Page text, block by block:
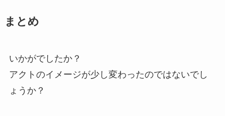
まとめ
いかがでしたか？
アクトのイメージが少し変わったのではないでし
ょうか？